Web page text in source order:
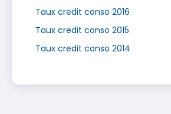
Taux credit conso 2016
Taux credit conso 2015
Taux credit conso 2014